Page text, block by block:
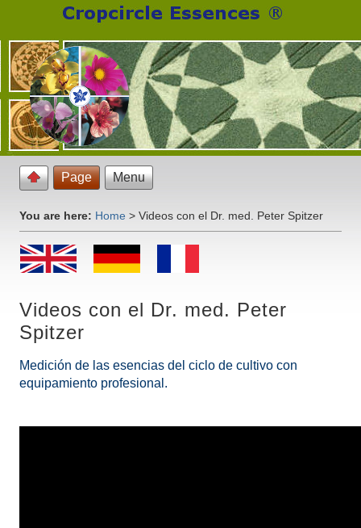
Page Menu
You are here: Home > Videos con el Dr. med. Peter Spitzer
Videos con el Dr. med. Peter
Spitzer
Medición de las esencias del ciclo de cultivo con
equipamiento profesional.